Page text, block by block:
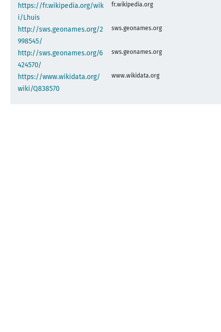
https://fr.wikipedia.org/wik
i/Lhuis
fr.wikipedia.org
http://sws.geonames.org/2
998545/
sws.geonames.org
http://sws.geonames.org/6
424570/
sws.geonames.org
https://www.wikidata.org/
wiki/Q838570
www.wikidata.org